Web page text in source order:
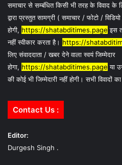
समाचार से सम्बंधित किसी भी तरह के विवाद के
द्वारा प्रस्तुत सामग्री ( समाचार / फोटो /
होगी, https://shatabditimes.page इस
नहीं स्वीकार करता है। https://
लिए संवाददाता / खबर देने वाला स्वयं जिम्मेदार
होगा, https://shatabditimes.page या
की कोई भी जिम्मेदारी नहीं होगी। सभी विवादों का
Contact Us :
Editor:
Durgesh Singh .